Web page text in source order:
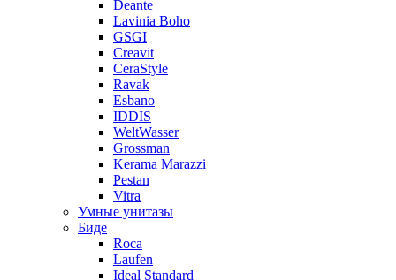
Deante
Lavinia Boho
GSGI
Creavit
CeraStyle
Ravak
Esbano
IDDIS
WeltWasser
Grossman
Kerama Marazzi
Pestan
Vitra
Умные унитазы
Биде
Roca
Laufen
Ideal Standard